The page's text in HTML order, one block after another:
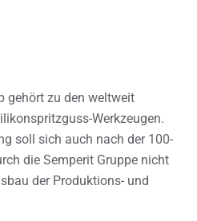
gehört zu den weltweit
Werkzeugen.
soll sich auch nach der 100-
die Semperit Gruppe nicht
der Produktions- und